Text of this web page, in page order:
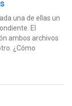
una de ellas un
El
ambos archivos
¿Cómo